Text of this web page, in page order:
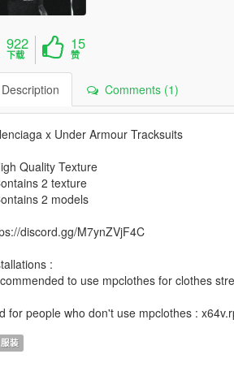
922
下载
15
赞
Comments (1)
x Under Armour Tracksuits
Quality Texture
2 texture
2 models
discord.gg/M7ynZVjF4C
:
to use mpclothes for clothes
for people who don't use mpclothes :
装